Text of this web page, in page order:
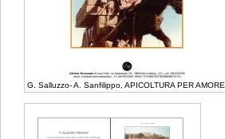
G. Salluzzo- A. Sanfilippo, APICOLTURA PER AMORE